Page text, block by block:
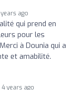
ago
qui prend en
pour les
à Dounia qui a
et amabilité.
4 years ago